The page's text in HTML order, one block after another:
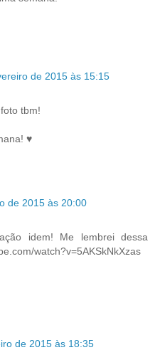
de 2015 às 15:15
tbm!
♥
de 2015 às 20:00
idem! Me lembrei dessa
watch?v=5AKSkNkXzas
de 2015 às 18:35